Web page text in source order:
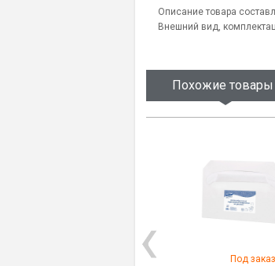
Описание товара
Внешний вид,
Похожие товары
Под заказ